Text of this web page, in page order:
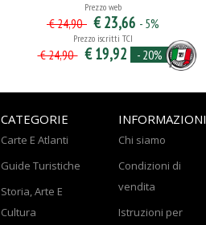
Prezzo web
€ 24,90 € 23,66 - 5%
Prezzo iscritti TCI
€ 24,90 € 19,92 - 20%
CATEGORIE
Carte E Atlanti
Guide Turistiche
Storia, Arte E
Cultura
INFORMAZIONI
Chi siamo
Condizioni di
vendita
Istruzioni per